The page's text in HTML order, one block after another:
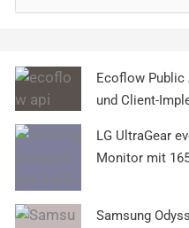
Ecoflow Public
und Client-
LG UltraGear
Monitor mit
Samsung